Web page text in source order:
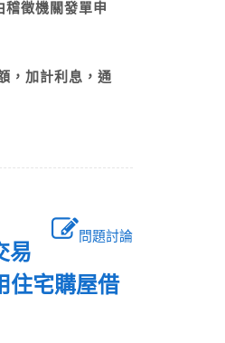
徵機關發單申
，加計利息，通
問題討論
易
住宅購屋借